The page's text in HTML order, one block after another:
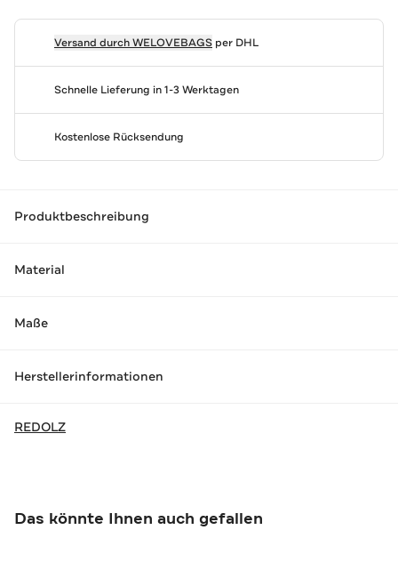
Versand durchWELOVEBAGSper DHL
Schnelle Lieferung in 1-3 Werktagen
Kostenlose Rücksendung
Produktbeschreibung
Material
Maße
Herstellerinformationen
REDOLZ
Das könnte Ihnen auch gefallen